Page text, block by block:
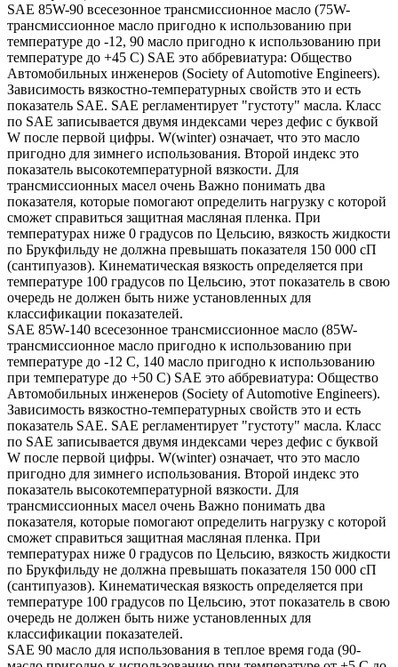
SAE 85W-90 всесезонное трансмиссионное масло (75W-
трансмиссионное масло пригодно к использованию при
температуре до -12, 90 масло пригодно к использованию при
температуре до +45 С) SAE это аббревиатура: Общество
Автомобильных инженеров (Society of Automotive Engineers).
Зависимость вязкостно-температурных свойств это и есть
показатель SAE. SAE регламентирует "густоту" масла. Класс
по SAE записывается двумя индексами через дефис с буквой
W после первой цифры. W(winter) означает, что это масло
пригодно для зимнего использования. Второй индекс это
показатель высокотемпературной вязкости. Для
трансмиссионных масел очень Важно понимать два
показателя, которые помогают определить нагрузку с которой
сможет справиться защитная масляная пленка. При
температурах ниже 0 градусов по Цельсию, вязкость жидкости
по Брукфильду не должна превышать показателя 150 000 сП
(сантипуазов). Кинематическая вязкость определяется при
температуре 100 градусов по Цельсию, этот показатель в свою
очередь не должен быть ниже установленных для
классификации показателей.
SAE 85W-140 всесезонное трансмиссионное масло (85W-
трансмиссионное масло пригодно к использованию при
температуре до -12 С, 140 масло пригодно к использованию
при температуре до +50 С) SAE это аббревиатура: Общество
Автомобильных инженеров (Society of Automotive Engineers).
Зависимость вязкостно-температурных свойств это и есть
показатель SAE. SAE регламентирует "густоту" масла. Класс
по SAE записывается двумя индексами через дефис с буквой
W после первой цифры. W(winter) означает, что это масло
пригодно для зимнего использования. Второй индекс это
показатель высокотемпературной вязкости. Для
трансмиссионных масел очень Важно понимать два
показателя, которые помогают определить нагрузку с которой
сможет справиться защитная масляная пленка. При
температурах ниже 0 градусов по Цельсию, вязкость жидкости
по Брукфильду не должна превышать показателя 150 000 сП
(сантипуазов). Кинематическая вязкость определяется при
температуре 100 градусов по Цельсию, этот показатель в свою
очередь не должен быть ниже установленных для
классификации показателей.
SAE 90 масло для использования в теплое время года (90-